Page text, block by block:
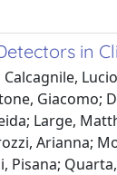
in
Giacomo;
Large,
Arianna;